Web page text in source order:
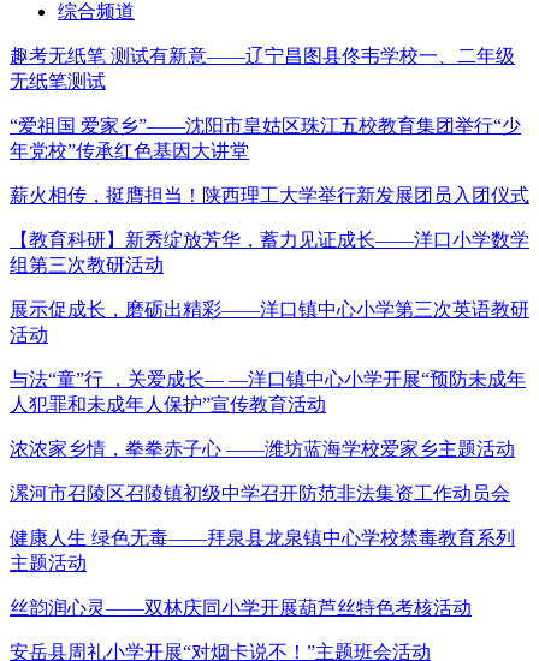
综合频道
趣考无纸笔 测试有新意——辽宁昌图县佟韦学校一、二年级
无纸笔测试
“爱祖国 爱家乡”——沈阳市皇姑区珠江五校教育集团举行“少
年党校”传承红色基因大讲堂
薪火相传，挺膺担当！陕西理工大学举行新发展团员入团仪式
【教育科研】新秀绽放芳华，蓄力见证成长——洋口小学数学
组第三次教研活动
展示促成长，磨砺出精彩——洋口镇中心小学第三次英语教研
活动
与法“童”行 ，关爱成长— —洋口镇中心小学开展“预防未成年
人犯罪和未成年人保护”宣传教育活动
浓浓家乡情，拳拳赤子心 ——潍坊蓝海学校爱家乡主题活动
漯河市召陵区召陵镇初级中学召开防范非法集资工作动员会
健康人生 绿色无毒——拜泉县龙泉镇中心学校禁毒教育系列
主题活动
丝韵润心灵——双林庆同小学开展葫芦丝特色考核活动
安岳县周礼小学开展“对烟卡说不！”主题班会活动